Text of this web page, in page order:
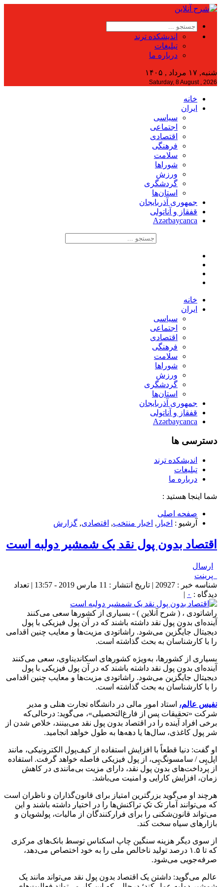
اندیشکده ترند
تبلیغات
درباره ما
شنبه, ۱۷ مرداد , ۱۴۰۵
Saturday, 8 August , 2026
خانه
ایران
سیاسی
اجتماعی
اقتصادی
فرهنگی
سلامت
شوراها
ورزش
گردشگری
استان‌ها
جمهوری آذربایجان
قفقاز و آناتولی
Azərbaycanca
خانه
ایران
سیاسی
اجتماعی
اقتصادی
فرهنگی
سلامت
شوراها
ورزش
گردشگری
استان‌ها
جمهوری آذربایجان
قفقاز و آناتولی
Azərbaycanca
دسترسی ها
اندیشکده ترند
تبلیغات
درباره ما
شما اینجا هستید :
صفحه اصلی
آرشیو : اخبار , اخبار منتخب, اقتصادی, گزارش
اقتصاد بدون پول نقد یک شمشیر دولبه است
ارسال
پرینت
شناسه خبر : 20927 | تاریخ انتشار : 11 مارس 2019 - 13:57 | تعداد
دیدگاه : ۰ |
راشاتودی ، ( شرح آنلاین ) - بسیاری از کشورها سعی می‌کنند
آینده‌ای بدون پول نقد داشته باشند که در آن پول فیزیکی با پول
دیجیتال جایگزین می‌شود. راشاتودی مزیت‌ها و معایب چنین اقدامی
را با کارشناسان به بحث گذاشته است.
بسیاری از کشورها، به‌ویژه کشورهای اسکاندیناوی، سعی می‌کنند
آینده‌ای بدون پول نقد داشته باشند که در آن پول فیزیکی با پول
دیجیتال جایگزین می‌شود. راشاتودی مزیت‌ها و معایب چنین اقدامی
را با کارشناسان به بحث گذاشته است.
نفیس عالم، استاد امور مالی در دانشگاه تجارت هنلی و مدیر
شرکت «تحقیقات پس از فارغ‌التحصیلی»، می‌گوید: درحالی‌که
برخی افراد آینده را در اقتصاد بدون پول نقد می‌بینند، خلاص شدن از
شر پول کاغذی، سال‌ها یا دهه‌ها به طول خواهد انجامید.
او گفت: دنیا قطعاً با افزایش استفاده از کیف‌پول الکترونیکی، مانند
اپل‌پِی / سامسونگ‌پِی، از پول فیزیکی فاصله خواهد گرفت. استفاده
از پرداخت‌های بدون پول نقد، دارای مزیت بی‌مانندی در کاهش
زمان، افزایش کارایی و امنیت می‌باشد.
هرچند او می‌گوید بزرگترین امتیاز برای قانون‌گذاران و ناظران است
که می‌توانند آمار تک تکِ تراکنش‌ها را در اختیار داشته باشند و این
می‌تواند قانون‌شکنی را برای فرارکنندگان از مالیات، پولشویان و
بازارهای سیاه سخت کند.
از سوی دیگر هزینه سنگین چاپ اسکناس توسط بانک‌های مرکزی
که تا ۱.۵ درصد تولید ناخالص ملی را به خود اختصاص می‌دهد،
صرفه‌جویی می‌شود.
عالم می‌گوید: داشتن یک اقتصاد بدون پول نقد می‌تواند مانند یک